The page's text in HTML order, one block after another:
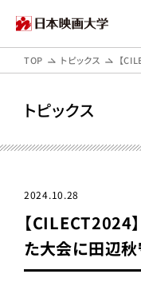
TOP トピックス 【
トピックス
2024.10.28
【CILECT2024
た大会に田辺